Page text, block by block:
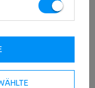
MF-U007 2.0 -